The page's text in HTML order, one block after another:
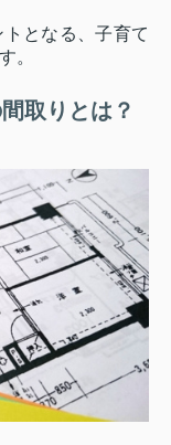
となる、子育て
。
取りとは？